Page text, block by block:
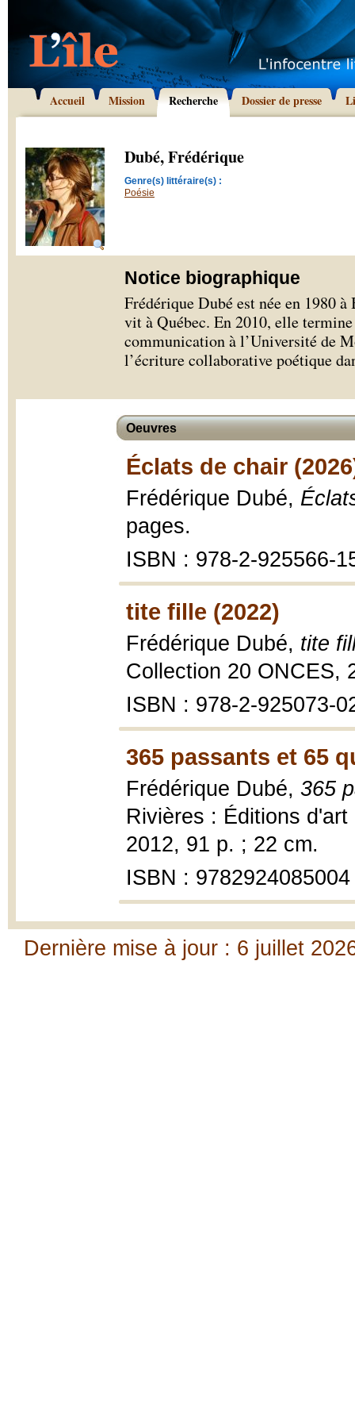
Accueil Mission Recherche Dossier de presse
Dubé, Frédérique
Genre(s) littéraire(s) :
Poésie
Notice biographique
Frédérique Dubé est née en 1980
vit à Québec. En 2010, elle
communication à l’Université de
l’écriture collaborative poétique
Oeuvres
Éclats de chair
Frédérique Dubé,
pages.
ISBN : 978-2-925566-
tite fille (2022)
Frédérique Dubé, tite
Collection 20 ONCES,
ISBN : 978-2-925073-
365 passants et 65
Frédérique Dubé, 365
Rivières : Éditions
2012, 91 p. ; 22 cm.
ISBN : 9782924085004
Dernière mise à jour : 6 juillet